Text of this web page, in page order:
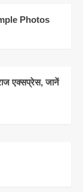
Photos
एक्सप्रेस, जानें